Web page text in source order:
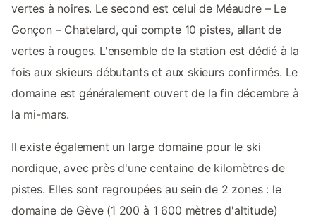
vertes à noires. Le second est celui de Méaudre – Le
Gonçon – Chatelard, qui compte 10 pistes, allant de
vertes à rouges. L'ensemble de la station est dédié à la
fois aux skieurs débutants et aux skieurs confirmés. Le
domaine est généralement ouvert de la fin décembre à
la mi-mars.
Il existe également un large domaine pour le ski
nordique, avec près d'une centaine de kilomètres de
pistes. Elles sont regroupées au sein de 2 zones : le
domaine de Gève (1 200 à 1 600 mètres d'altitude)